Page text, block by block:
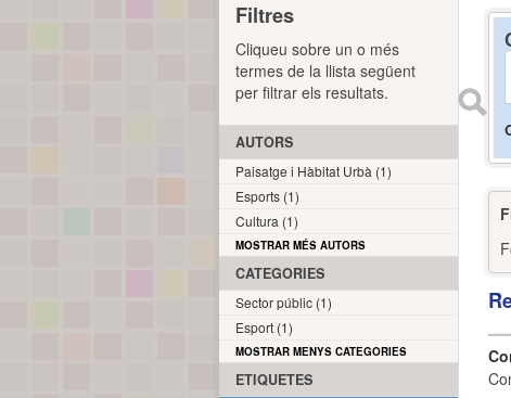
Filtres
Cliqueu sobre un o més
termes de la llista següent
per filtrar els resultats.
AUTORS
Paisatge i Hàbitat Urbà (1)
Esports (1)
Cultura (1)
MOSTRAR MÉS AUTORS
CATEGORIES
Sector públic (1)
Esport (1)
MOSTRAR MENYS CATEGORIES
ETIQUETES